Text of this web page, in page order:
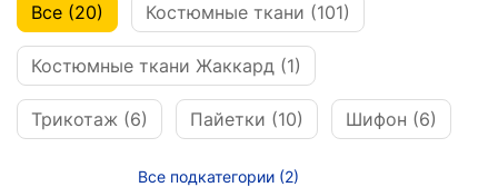
Все (20) Костюмные ткани (101)
Костюмные ткани Жаккард (1)
Трикотаж (6) Пайетки (10) Шифон (6)
Все подкатегории (2)